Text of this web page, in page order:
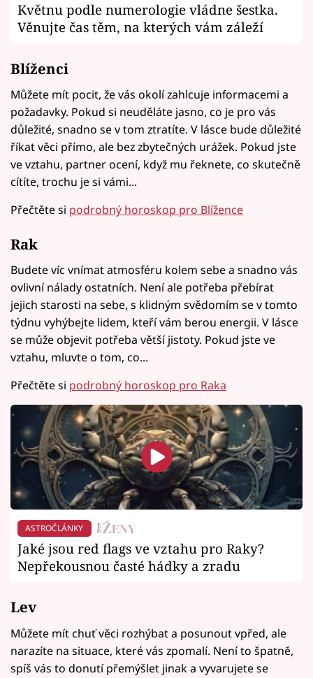
Květnu podle numerologie vládne šestka.
Věnujte čas těm, na kterých vám záleží
Blíženci
Můžete mít pocit, že vás okolí zahlcuje informacemi a
požadavky. Pokud si neuděláte jasno, co je pro vás
důležité, snadno se v tom ztratíte. V lásce bude důležité
říkat věci přímo, ale bez zbytečných urážek. Pokud jste
ve vztahu, partner ocení, když mu řeknete, co skutečně
cítíte, trochu je si vámi...
Přečtěte si podrobný horoskop pro Blížence
Rak
Budete víc vnímat atmosféru kolem sebe a snadno vás
ovlivní nálady ostatních. Není ale potřeba přebírat
jejich starosti na sebe, s klidným svědomím se v tomto
týdnu vyhýbejte lidem, kteří vám berou energii. V lásce
se může objevit potřeba větší jistoty. Pokud jste ve
vztahu, mluvte o tom, co...
Přečtěte si podrobný horoskop pro Raka
ASTROČLÁNKY
Jaké jsou red flags ve vztahu pro Raky?
Nepřekousnou časté hádky a zradu
Lev
Můžete mít chuť věci rozhýbat a posunout vpřed, ale
narazíte na situace, které vás zpomalí. Není to špatně,
spíš vás to donutí přemýšlet jinak a vyvarujete se